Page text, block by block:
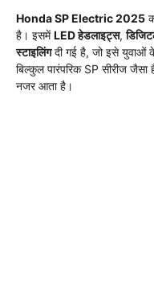
Honda SP Electric 2025
है। इसमें LED हेडलाइट्स,
स्टाइलिंगदी गई है, जो इसे युवाओं
बिल्कुल पारंपरिक SP सीरीज
नजर आता है।